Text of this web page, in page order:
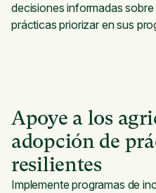
decisiones informadas
prácticas priorizar en sus
Apoye a los
adopción de
resilientes
Implemente programas de